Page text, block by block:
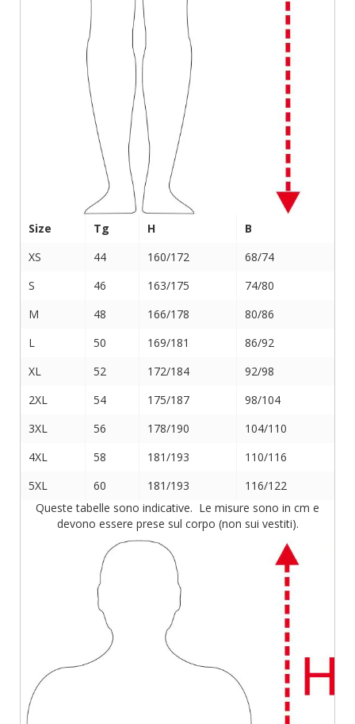
Size Tg H
B
XS
44 160/172
68/74
S
46 163/175
74/80
M
48 166/178
80/86
L
50 169/181
86/92
XL
52 172/184
92/98
2XL
54 175/187
98/104
3XL
56 178/190
104/110
4XL
58 181/193
110/116
5XL
60 181/193
116/122
Queste tabelle sono indicative. Le misure sono in cm e
devono essere prese sul corpo (non sui vestiti).